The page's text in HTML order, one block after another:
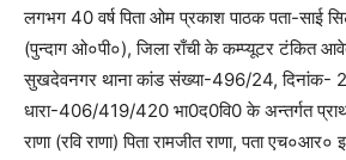
लगभग 40 वर्ष पिता ओम प्रकाश पाठक पता-साई
(पुन्दाग ओ०पी०), जिला राँची के कम्प्यूटर टंकित
सुखदेवनगर थाना कांड संख्या-496/24, दिनांक-
धारा-406/419/420 भा0द0वि0 के अन्तर्गत
राणा (रवि राणा) पिता रामजीत राणा, पता एच०आर०